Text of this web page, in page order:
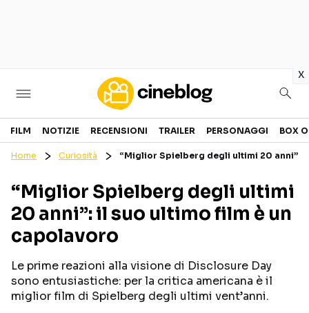
x
Cinema
GENERI
PERSONAGGI
CANALI STREAMING
Categorie
NOTIZIE
TRAILER
FILM NOTIZIE RECENSIONI TRAILER PERSONAGGI BOX
Home Curiosità “Miglior Spielberg degli ultimi 20 anni”:
“Miglior Spielberg degli ultimi
20 anni”: il suo ultimo film è un
capolavoro
Le prime reazioni alla visione di Disclosure Day
sono entusiastiche: per la critica americana è il
miglior film di Spielberg degli ultimi vent’anni.